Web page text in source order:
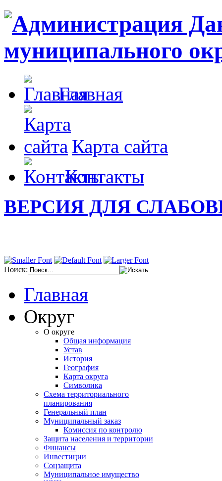
Главная
Карта сайта
Контакты
ВЕРСИЯ ДЛЯ
Поиск:
Главная
Округ
О округе
Общая информация
Устав
История
География
Карта округа
Символика
Схема территориального
планирования
Генеральный план
Муниципальный заказ
Комиссия по контролю
Защита населения и территории
Финансы
Инвестиции
Соцзащита
Муниципальное имущество